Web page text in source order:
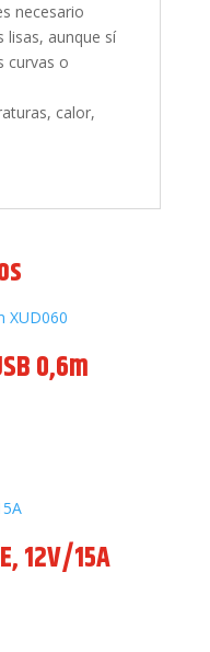
necesario
lisas, aunque sí
curvas o
calor,
0,6m
12V/15A